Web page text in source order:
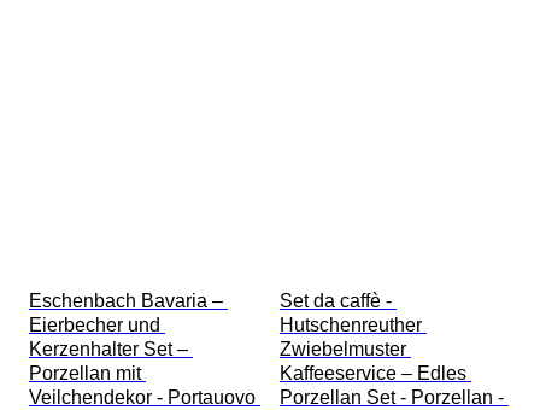
Eschenbach Bavaria –
Eierbecher und
Kerzenhalter Set –
Porzellan mit
Veilchendekor - Portauovo
Set da caffè -
Hutschenreuther
Zwiebelmuster
Kaffeeservice – Edles
Porzellan Set - Porzellan -